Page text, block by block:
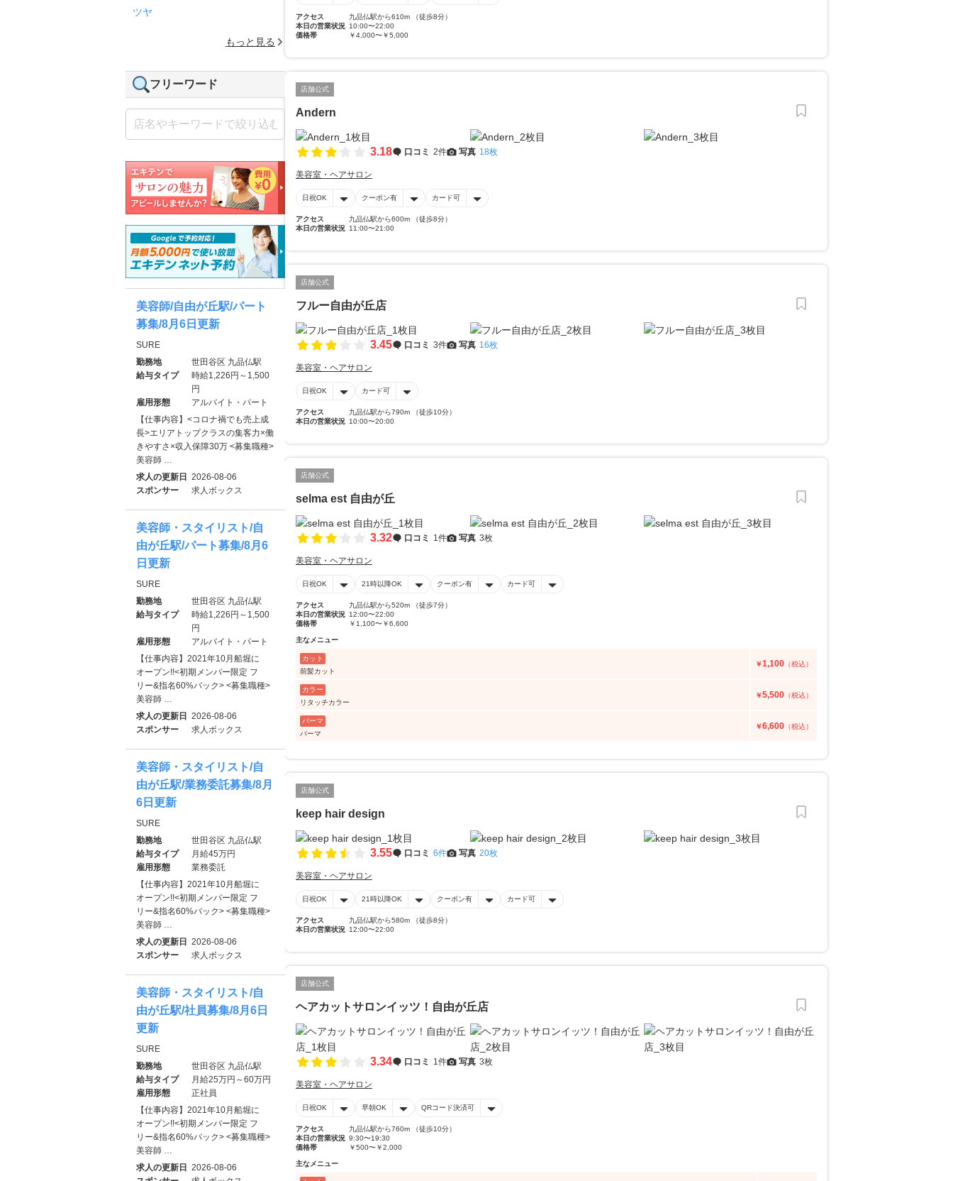
アクセス
九品仏駅から610m （徒歩8分）
本日の営業状況 10:00〜22:00
価格帯
￥4,000〜￥5,000
店舗公式
Andern
3.18 口コミ 2件 写真 18枚
美容室・ヘアサロン
日祝OK クーポン有 カード可
アクセス
九品仏駅から600m （徒歩8分）
本日の営業状況 11:00〜21:00
店舗公式
フルー自由が丘店
3.45 口コミ 3件 写真 16枚
美容室・ヘアサロン
日祝OK カード可
アクセス
九品仏駅から790m （徒歩10分）
本日の営業状況 10:00〜20:00
店舗公式
selma est 自由が丘
3.32 口コミ 1件 写真 3枚
美容室・ヘアサロン
日祝OK 21時以降OK クーポン有 カード可
アクセス
九品仏駅から520m （徒歩7分）
本日の営業状況 12:00〜22:00
価格帯
￥1,100〜￥6,600
主なメニュー
カット
前髪カット
￥1,100 （税込）
カラー
リタッチカラー
￥5,500 （税込）
パーマ
パーマ
￥6,600 （税込）
店舗公式
keep hair design
3.55 口コミ 6件 写真 20枚
美容室・ヘアサロン
日祝OK 21時以降OK クーポン有 カード可
アクセス
九品仏駅から580m （徒歩8分）
本日の営業状況 12:00〜22:00
店舗公式
ヘアカットサロンイッツ！自由が丘店
3.34 口コミ 1件 写真 3枚
美容室・ヘアサロン
日祝OK 早朝OK QRコード決済可
アクセス
九品仏駅から760m （徒歩10分）
本日の営業状況 9:30〜19:30
価格帯
￥500〜￥2,000
主なメニュー
ツヤ
もっと見る
フリーワード
美容師/自由が丘駅/パート
募集/8月6日更新
SURE
勤務地
世田谷区 九品仏駅
給与タイプ
時給1,226円～1,500
円
雇用形態
アルバイト・パート
【仕事内容】<コロナ禍でも売上成
長>エリアトップクラスの集客力×働
きやすさ×収入保障30万 <募集職種>
美容師 …
求人の更新日 2026-08-06
スポンサー
求人ボックス
美容師・スタイリスト/自
由が丘駅/パート募集/8月6
日更新
SURE
勤務地
世田谷区 九品仏駅
給与タイプ
時給1,226円～1,500
円
雇用形態
アルバイト・パート
【仕事内容】2021年10月船堀に
オープン!!<初期メンバー限定 フ
リー&指名60%バック> <募集職種>
美容師 …
求人の更新日 2026-08-06
スポンサー
求人ボックス
美容師・スタイリスト/自
由が丘駅/業務委託募集/8月
6日更新
SURE
勤務地
世田谷区 九品仏駅
給与タイプ
月給45万円
雇用形態
業務委託
【仕事内容】2021年10月船堀に
オープン!!<初期メンバー限定 フ
リー&指名60%バック> <募集職種>
美容師 …
求人の更新日 2026-08-06
スポンサー
求人ボックス
美容師・スタイリスト/自
由が丘駅/社員募集/8月6日
更新
SURE
勤務地
世田谷区 九品仏駅
給与タイプ
月給25万円～60万円
雇用形態
正社員
【仕事内容】2021年10月船堀に
オープン!!<初期メンバー限定 フ
リー&指名60%バック> <募集職種>
美容師 …
求人の更新日 2026-08-06